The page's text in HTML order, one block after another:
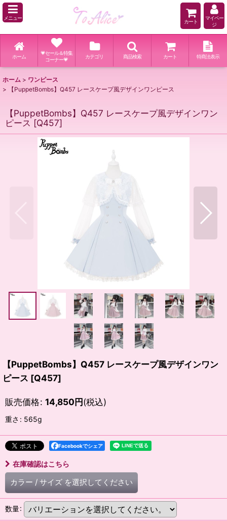
メニュー
カート
マイペー
ジ
ホーム
💗セール＆特集
コーナー💗
カテゴリ 商品検索 カート 特商法表示
ホーム > ワンピース
>
【PuppetBombs】Q457 レースケープ風デザインワンピース
【PuppetBombs】Q457 レースケープ風デザインワン
ピース [Q457]
【PuppetBombs】Q457 レースケープ風デザインワン
ピース [Q457]
販売価格: 14,850円(税込)
重さ : 565g
Facebookでシェア
在庫確認はこちら
カラー / サイズ を選択してください
数量: